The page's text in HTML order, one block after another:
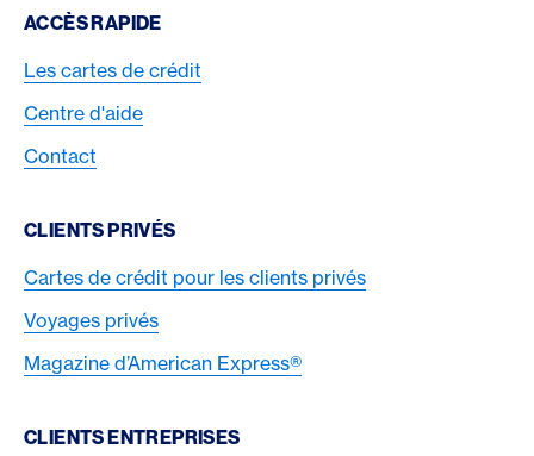
Footer Navigation
ACCÈS RAPIDE
Les cartes de crédit
Centre d'aide
Contact
CLIENTS PRIVÉS
Cartes de crédit pour les clients privés
Voyages privés
Magazine d’American Express®
CLIENTS ENTREPRISES